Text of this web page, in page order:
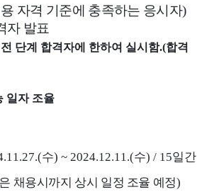
자격 기준에 충족하는 응시자)
자 발표
단계 합격자에 한하여 실시함.(합격
일자 조율
수) ~ 2024.12.11.(수) / 15일간
채용시까지 상시 일정 조율 예정)